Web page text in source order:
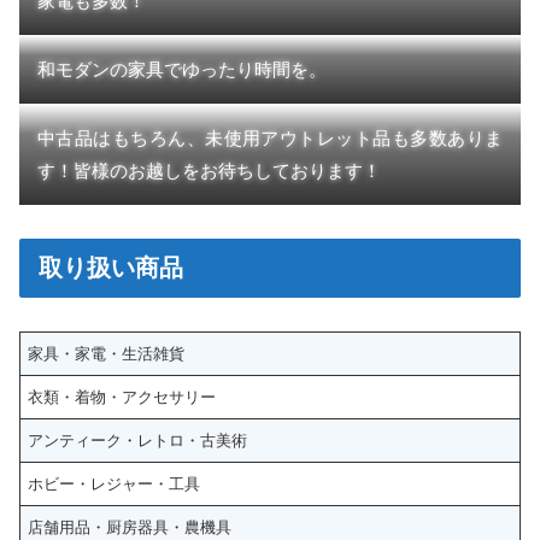
和モダンの家具でゆったり時間を。
中古品はもちろん、未使用アウトレット品も多数ありま
す！皆様のお越しをお待ちしております！
取り扱い商品
家具・家電・生活雑貨
衣類・着物・アクセサリー
アンティーク・レトロ・古美術
ホビー・レジャー・工具
店舗用品・厨房器具・農機具